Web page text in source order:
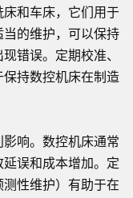
和车床，它们用于
的维护，可以保持
错误。定期校准、
持数控机床在制造
响。数控机床通常
误和成本增加。定
性维护）有助于在